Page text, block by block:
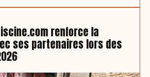
renforce la
ses partenaires lors des